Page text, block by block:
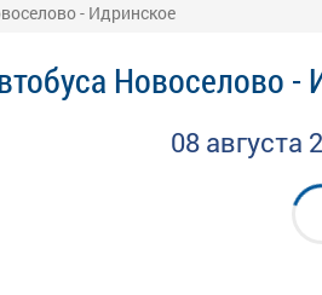
- Идринское
Новоселово -
08 августа